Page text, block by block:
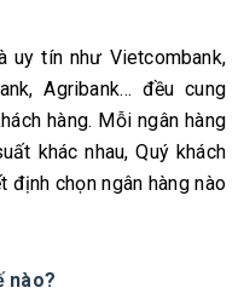
uy tín như Vietcombank,
Agribank… đều cung
hàng. Mỗi ngân hàng
khác nhau, Quý khách
chọn ngân hàng nào
nào?